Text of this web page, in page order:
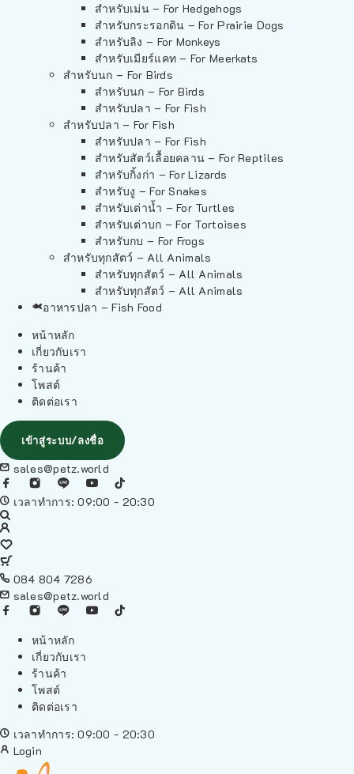
สำหรับเม่น – For Hedgehogs
สำหรับกระรอกดิน – For Prairie Dogs
สำหรับลิง – For Monkeys
สำหรับเมียร์แคท – For Meerkats
สำหรับนก – For Birds
สำหรับนก – For Birds
สำหรับปลา – For Fish
สำหรับปลา – For Fish
สำหรับปลา – For Fish
สำหรับสัตว์เลื้อยคลาน – For Reptiles
สำหรับกิ้งก่า – For Lizards
สำหรับงู – For Snakes
สำหรับเต่าน้ำ – For Turtles
สำหรับเต่าบก – For Tortoises
สำหรับกบ – For Frogs
สำหรับทุกสัตว์ – All Animals
สำหรับทุกสัตว์ – All Animals
สำหรับทุกสัตว์ – All Animals
อาหารปลา – Fish Food
หน้าหลัก
เกี่ยวกับเรา
ร้านค้า
โพสต์
ติดต่อเรา
เข้าสู่ระบบ/ลงชื่อ
sales@petz.world
เวลาทำการ: 09:00 - 20:30
084 804 7286
sales@petz.world
หน้าหลัก
เกี่ยวกับเรา
ร้านค้า
โพสต์
ติดต่อเรา
เวลาทำการ: 09:00 - 20:30
Login